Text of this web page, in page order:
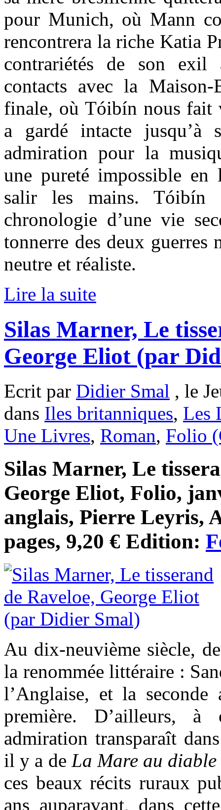
pour Munich, où Mann
rencontrera la riche Katia
contrariétés de son exil
contacts avec la Maison-
finale, où Tóibín nous fait
a gardé intacte jusqu’à
admiration pour la
une pureté impossible
salir les mains.
chronologie d’une vie
tonnerre des deux guerres
neutre et réaliste.
Lire la suite
Silas Marner, Le
George Eliot (par
Ecrit par Didier Smal , le
dans Iles britanniques, Les
Une Livres, Roman, Folio
Silas Marner, Le
George Eliot, Folio,
anglais, Pierre Leyris,
pages, 9,20 € Edition:
Au dix-neuvième siècle,
la renommée littéraire :
l’Anglaise, et la
première. D’ailleurs, à
admiration transparaît
il y a de La Mare au diable
ces beaux récits ruraux
ans auparavant, dans